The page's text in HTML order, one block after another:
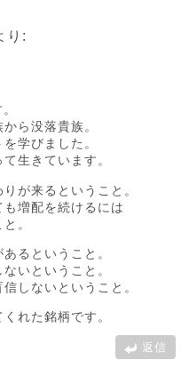
り:
ら没落貴族。
学びました。
生きています。
が来るということ。
増配を続けるには
。
るということ。
いということ。
しないということ。
れた銘柄です。
返信